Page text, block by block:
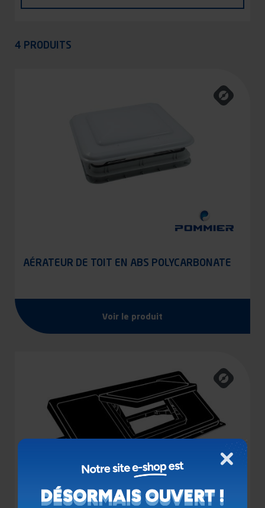
carrosserie
4 PRODUITS
AÉRATEUR DE TOIT EN ABS POLYCARBONATE
Voir le produit